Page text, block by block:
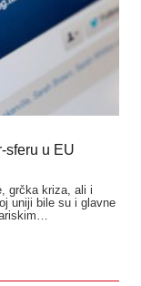
sferu u EU
grčka kriza, ali i
uniji bile su i glavne